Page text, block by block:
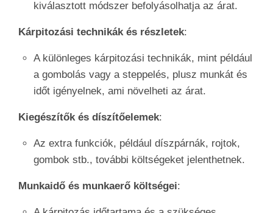
kiválasztott módszer befolyásolhatja az árat.
Kárpitozási technikák és részletek:
A különleges kárpitozási technikák, mint például
a gombolás vagy a steppelés, plusz munkát és
időt igényelnek, ami növelheti az árat.
Kiegészítők és díszítőelemek:
Az extra funkciók, például díszpárnák, rojtok,
gombok stb., további költségeket jelenthetnek.
Munkaidő és munkaerő költségei: